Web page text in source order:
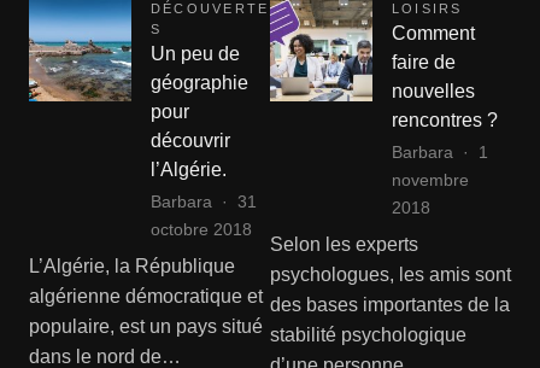
DÉCOUVERTE
S
Un peu de
géographie
pour
découvrir
l’Algérie.
Barbara
31
octobre 2018
L’Algérie, la République
algérienne démocratique et
populaire, est un pays situé
dans le nord de…
LOISIRS
Comment
faire de
nouvelles
rencontres ?
Barbara
1
novembre
2018
Selon les experts
psychologues, les amis sont
des bases importantes de la
stabilité psychologique